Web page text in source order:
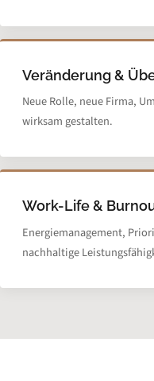
Veränderung &
Neue Rolle, neue Firma,
wirksam gestalten.
Work-Life &
Energie­management,
nachhaltige